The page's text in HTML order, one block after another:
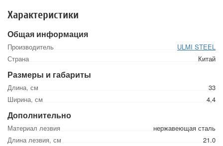
Характеристики
Общая информация
Производитель
ULMI STEEL
Страна
Китай
Размеры и габариты
Длина, см
33
Ширина, см
4,4
Дополнительно
Материал лезвия
нержавеющая сталь
Длина лезвия, см
21.0